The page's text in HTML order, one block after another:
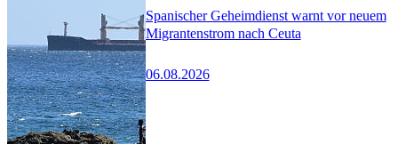
Spanischer Geheimdienst warnt vor neuem
Migrantenstrom nach Ceuta
06.08.2026